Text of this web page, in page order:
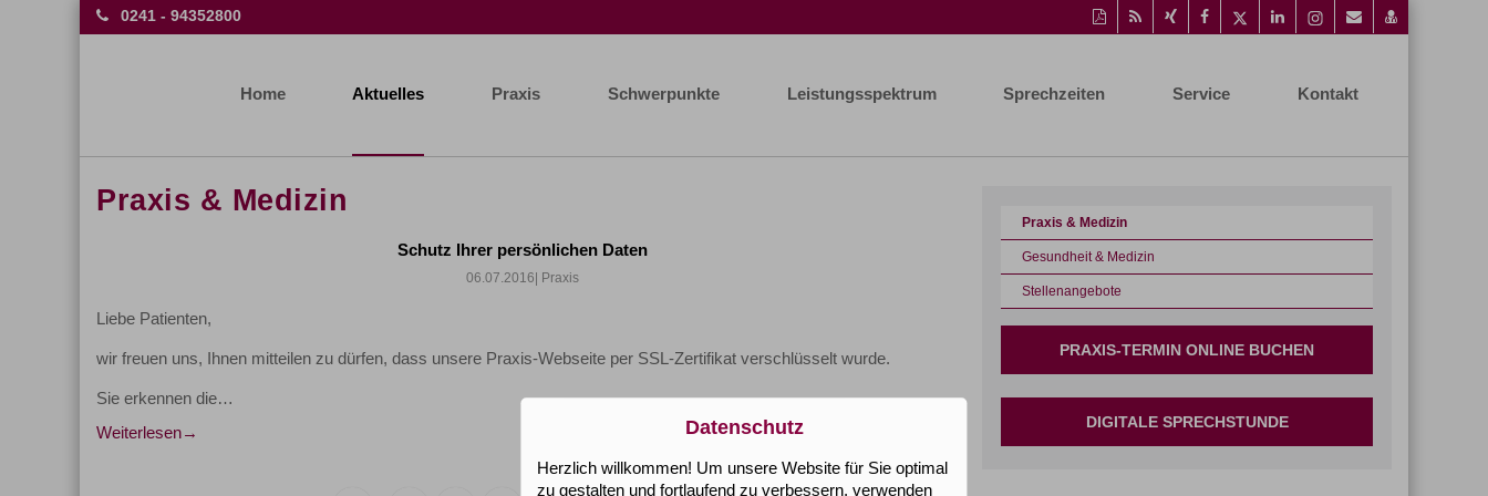
0241 - 94352800
Diese
Seite
drucken
RSS-
Feed
Auf
Xing
Auf
Facebook
Twitter
Auf
LinkedIn
Instagram-
Seite
Per
Mail
vCard
speichern
Home Aktuelles Praxis Schwerpunkte Leistungsspektrum Sprechzeiten Service Kontakt
Praxis & Medizin
Schutz Ihrer persönlichen Daten
06.07.2016| Praxis
Liebe Patienten,
wir freuen uns, Ihnen mitteilen zu dürfen, dass unsere Praxis-Webseite per SSL-Zertifikat verschlüsselt wurde.
Sie erkennen die…
Weiterlesen
Praxis & Medizin
Gesundheit & Medizin
Stellenangebote
PRAXIS-TERMIN ONLINE BUCHEN
DIGITALE SPRECHSTUNDE
Datenschutz
Herzlich willkommen! Um unsere Website für Sie optimal
zu gestalten und fortlaufend zu verbessern, verwenden